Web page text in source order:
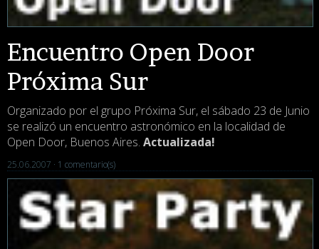
Encuentro Open Door
Próxima Sur
Organizado por el grupo Próxima Sur, el sábado 23 de Junio
se realizó un encuentro astronómico en la localidad de
Open Door, Buenos Aires. Actualizada!
25.06.2007 · 1 comentario(s)